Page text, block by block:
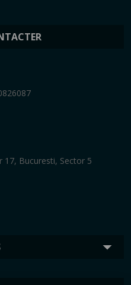
17, Bucuresti, Sector 5